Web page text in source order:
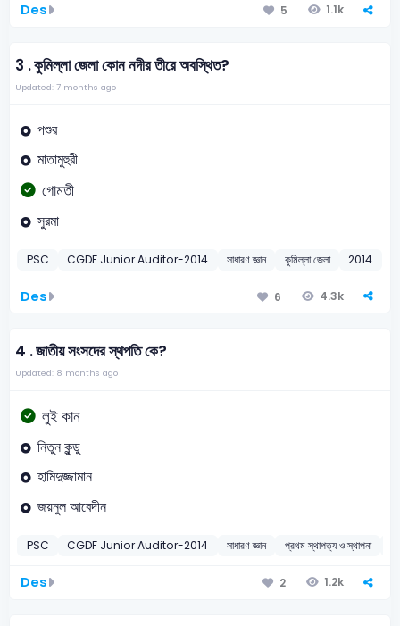
Des 5 1.1k
3 .কুমিল্লা জেলা কোন নদীর তীরে অবস্থিত?
Updated: 7 months ago
পশুর
মাতামুহুরী
গোমতী
সুরমা
PSC CGDF Junior Auditor-2014 সাধারণ জ্ঞান কুমিল্লা জেলা 2014
Des 6 4.3k
4 .জাতীয় সংসদের স্থপতি কে?
Updated: 8 months ago
লুই কান
নিতুন কুন্ডু
হামিদুজ্জামান
জয়নুল আবেদীন
PSC CGDF Junior Auditor-2014 সাধারণ জ্ঞান প্রথম স্থাপত্য ও স্থাপনা
Des 2 1.2k